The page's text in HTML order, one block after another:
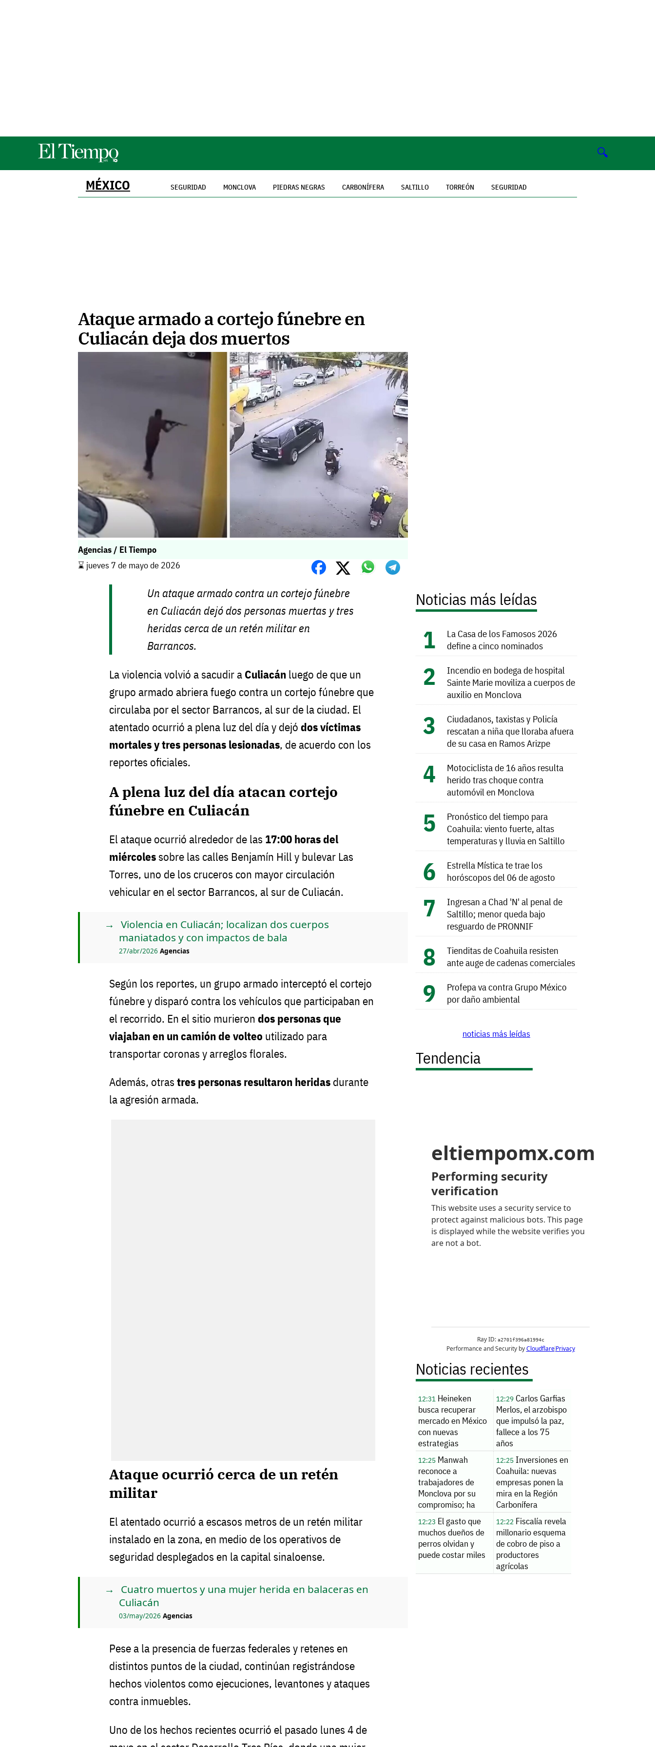
🔍
MÉXICO SEGURIDAD MONCLOVA PIEDRAS NEGRAS CARBONÍFERA SALTILLO TORREÓN SEGURIDAD
Ataque armado a cortejo fúnebre en
Culiacán deja dos muertos
Agencias / El Tiempo
⌛️ jueves 7 de mayo de 2026
Un ataque armado contra un cortejo fúnebre
en Culiacán dejó dos personas muertas y tres
heridas cerca de un retén militar en
Barrancos.
La violencia volvió a sacudir a Culiacán luego de que un
grupo armado abriera fuego contra un cortejo fúnebre que
circulaba por el sector Barrancos, al sur de la ciudad. El
atentado ocurrió a plena luz del día y dejó dos víctimas
mortales y tres personas lesionadas, de acuerdo con los
reportes oficiales.
A plena luz del día atacan cortejo
fúnebre en Culiacán
El ataque ocurrió alrededor de las 17:00 horas del
miércoles sobre las calles Benjamín Hill y bulevar Las
Torres, uno de los cruceros con mayor circulación
vehicular en el sector Barrancos, al sur de Culiacán.
Violencia en Culiacán; localizan dos cuerpos
maniatados y con impactos de bala
27/abr/2026 Agencias
Según los reportes, un grupo armado interceptó el cortejo
fúnebre y disparó contra los vehículos que participaban en
el recorrido. En el sitio murieron dos personas que
viajaban en un camión de volteo utilizado para
transportar coronas y arreglos florales.
Además, otras tres personas resultaron heridas durante
la agresión armada.
Ataque ocurrió cerca de un retén
militar
El atentado ocurrió a escasos metros de un retén militar
instalado en la zona, en medio de los operativos de
seguridad desplegados en la capital sinaloense.
Cuatro muertos y una mujer herida en balaceras en
Culiacán
03/may/2026 Agencias
Pese a la presencia de fuerzas federales y retenes en
distintos puntos de la ciudad, continúan registrándose
hechos violentos como ejecuciones, levantones y ataques
contra inmuebles.
Uno de los hechos recientes ocurrió el pasado lunes 4 de
Noticias más leídas
La Casa de los Famosos 2026
define a cinco nominados
Incendio en bodega de hospital
Sainte Marie moviliza a cuerpos de
auxilio en Monclova
Ciudadanos, taxistas y Policía
rescatan a niña que lloraba afuera
de su casa en Ramos Arizpe
Motociclista de 16 años resulta
herido tras choque contra
automóvil en Monclova
Pronóstico del tiempo para
Coahuila: viento fuerte, altas
temperaturas y lluvia en Saltillo
Estrella Mística te trae los
horóscopos del 06 de agosto
Ingresan a Chad 'N' al penal de
Saltillo; menor queda bajo
resguardo de PRONNIF
Tienditas de Coahuila resisten
ante auge de cadenas comerciales
Profepa va contra Grupo México
por daño ambiental
noticias más leídas
Tendencia
Noticias recientes
12:31 Heineken
busca recuperar
mercado en México
con nuevas
estrategias
12:29Carlos Garfias
Merlos, el arzobispo
que impulsó la paz,
fallece a los 75
años
12:25 Manwah
reconoce a
trabajadores de
Monclova por su
compromiso; ha
contratado a cerca
de 100 para su
planta en Monterrey
12:25Inversiones en
Coahuila: nuevas
empresas ponen la
mira en la Región
Carbonífera
12:23 El gasto que
muchos dueños de
perros olvidan y
puede costar miles
12:22Fiscalía revela
millonario esquema
de cobro de piso a
productores
agrícolas